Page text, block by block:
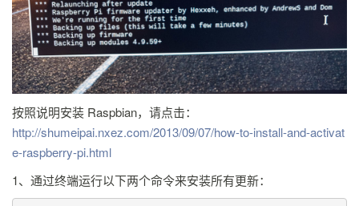
按照说明安装 Raspbian，请点击：
http://shumeipai.nxez.com/2013/09/07/how-to-install-and-activat
e-raspberry-pi.html
1、通过终端运行以下两个命令来安装所有更新：